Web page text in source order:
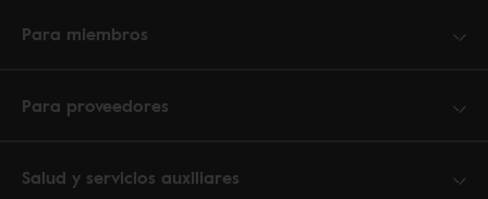
Para miembros
Para proveedores
Salud y servicios auxiliares